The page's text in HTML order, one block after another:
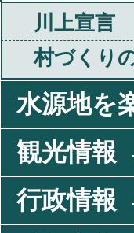
川上宣言
村づくり
水源地を
観光情報
行政情報